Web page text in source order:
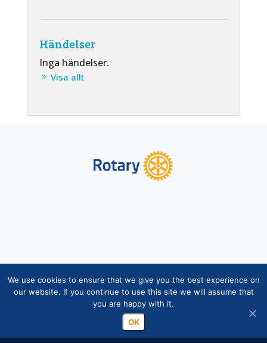
Händelser
Inga händelser.
Visa allt
Copyright © Finlands Rotaryservice rf 2026 |
Medelemsdatabasens datasäkerhetsanvisning|
Behandlingen av personuppgifter inom rotaryverksamheten
We use cookies to ensure that we give you the best experience on
our website. If you continue to use this site we will assume that
you are happy with it.
OK